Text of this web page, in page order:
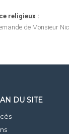
religieux :
de Monsieur
DU SITE